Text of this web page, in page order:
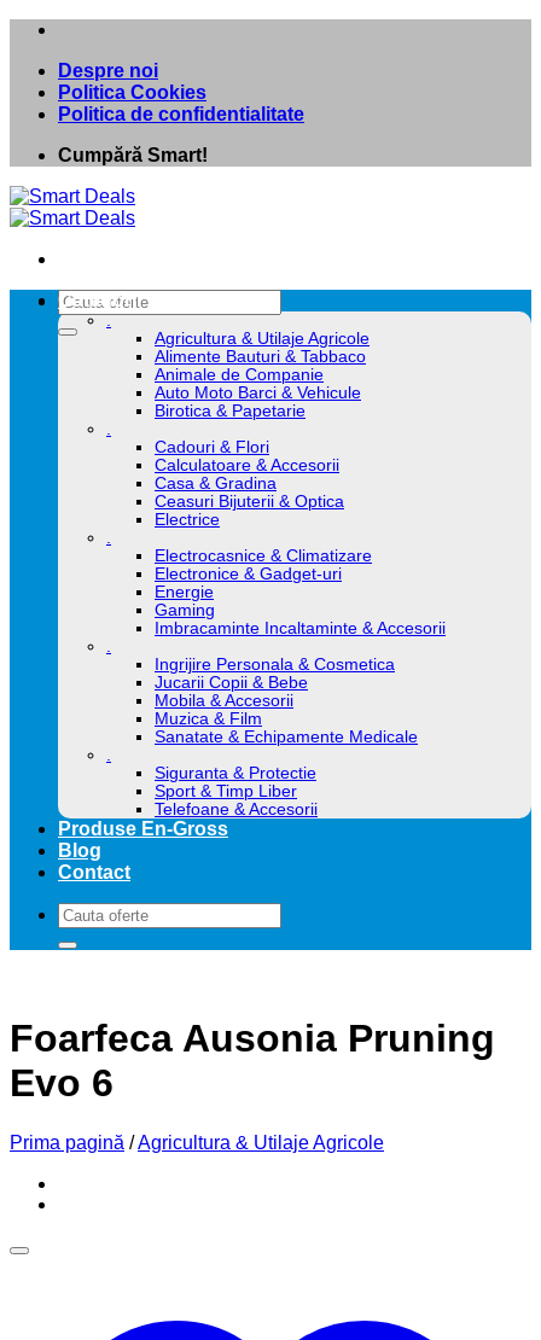
Skip
contentDespre noi
Politica Cookies
Politica de confidentialitate
Cumpără Smart!
Caută
după:
Categorii
.
Agricultura & Utilaje Agricole
Alimente Bauturi & Tabbaco
Animale de Companie
Auto Moto Barci & Vehicule
Birotica & Papetarie
.
Cadouri & Flori
Calculatoare & Accesorii
Casa & Gradina
Ceasuri Bijuterii & Optica
Electrice
.
Electrocasnice & Climatizare
Electronice & Gadget-uri
Energie
Gaming
Imbracaminte Incaltaminte & Accesorii
.
Ingrijire Personala & Cosmetica
Jucarii Copii & Bebe
Mobila & Accesorii
Muzica & Film
Sanatate & Echipamente Medicale
.
Siguranta & Protectie
Sport & Timp Liber
Telefoane & Accesorii
Produse En-Gross
Blog
Contact
Caută
după:
Foarfeca Ausonia Pruning
Evo 6
Prima pagină /Agricultura & Utilaje Agricole